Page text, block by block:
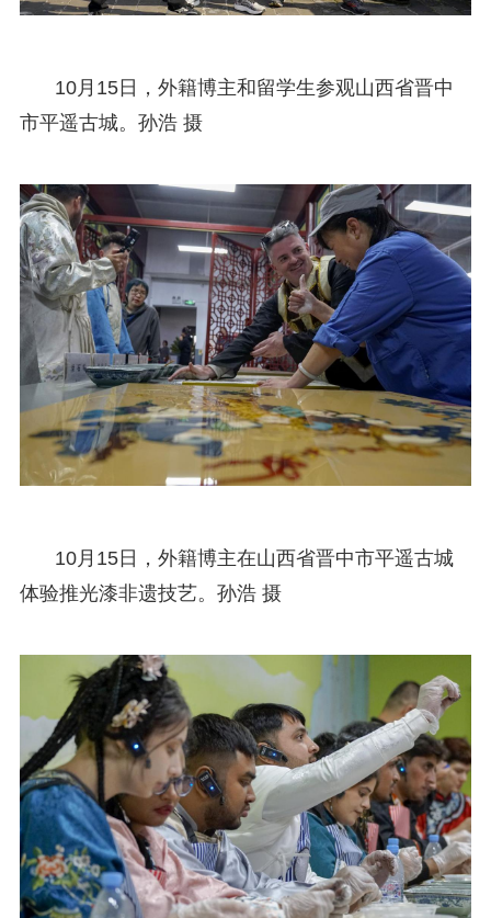
10月15日，外籍博主和留学生参观山西省晋中
市平遥古城。孙浩 摄
10月15日，外籍博主在山西省晋中市平遥古城
体验推光漆非遗技艺。孙浩 摄